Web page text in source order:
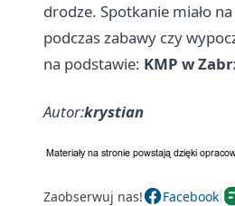
drodze. Spotkanie miało
podczas zabawy czy
na podstawie: KMP w
Autor:krystian
Zaobserwuj nas! Facebook